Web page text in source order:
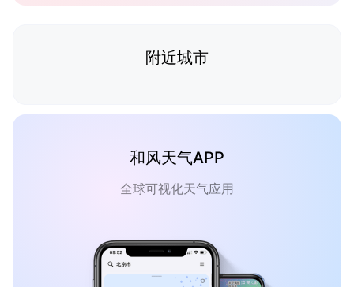
附近城市
和风天气APP
全球可视化天气应用